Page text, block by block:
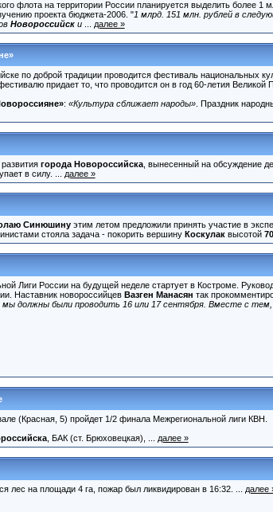
флота на территории России планируется выделить более
проекта бюджета-2006. "1 млрд. 151 млн. рублей в
Новороссийски... далее »
по доброй традиции проводится фестиваль национальных
придает то, что проводится он в год 60-летия Великой
: «Культура сближает народы». Праздник
города Новороссийска, вынесенный на обсуждение
в силу. ...
далее »
Синюшинуэтим летом предложили принять участие в
стояла задача - покорить вершину Коскулаквысотой
Лиги России на будущей неделе стартует в Костроме.
Наставник новороссийцев Вазген Манасян так
должны были проводить 16 или 17 сентября. Вместе с тем,
(Красная, 5) пройдет 1/2 финала Межрегиональной лиги КВН.
, БАК (ст. Брюховецкая), ... далее »
лес на площади 4 га, пожар был ликвидирован в 16:32. ... далее